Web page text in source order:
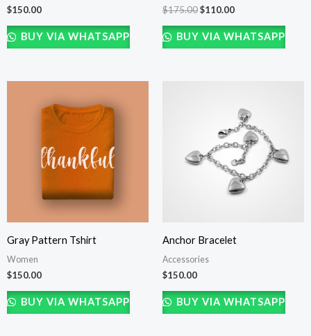
$150.00
BUY VIA WHATSAPP
$175.00$110.00
BUY VIA WHATSAPP
Gray Pattern Tshirt
Women
$150.00
BUY VIA WHATSAPP
Anchor Bracelet
Accessories
$150.00
BUY VIA WHATSAPP